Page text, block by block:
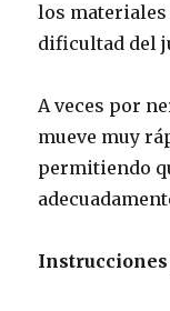
los
dificultad del
A veces por
mueve muy
permitiendo